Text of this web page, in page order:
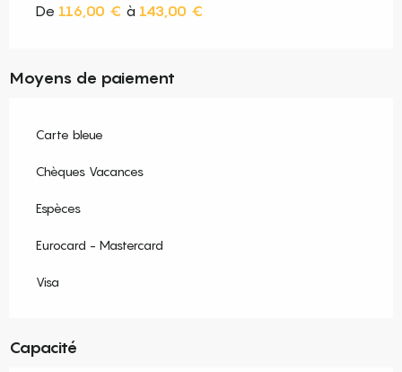
De 116,00 € à 143,00 €
Moyens de paiement
Carte bleue
Chèques Vacances
Espèces
Eurocard - Mastercard
Visa
Capacité